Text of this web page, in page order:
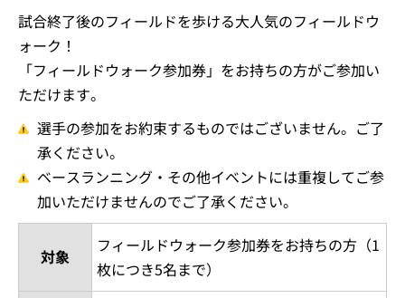
試合終了後のフィールドを歩ける大人気のフィールドウ
ォーク！
「フィールドウォーク参加券」をお持ちの方がご参加い
ただけます。
選手の参加をお約束するものではございません。ご了
承ください。
ベースランニング・その他イベントには重複してご参
加いただけませんのでご了承ください。
対象
フィールドウォーク参加券をお持ちの方（1
枚につき5名まで）